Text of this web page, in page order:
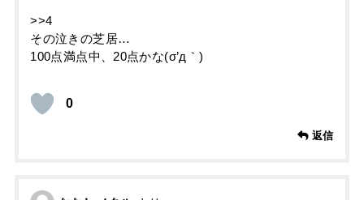
>>4
その泣きの芝居…
100点満点中、20点かな(σ’д｀)
0
返信